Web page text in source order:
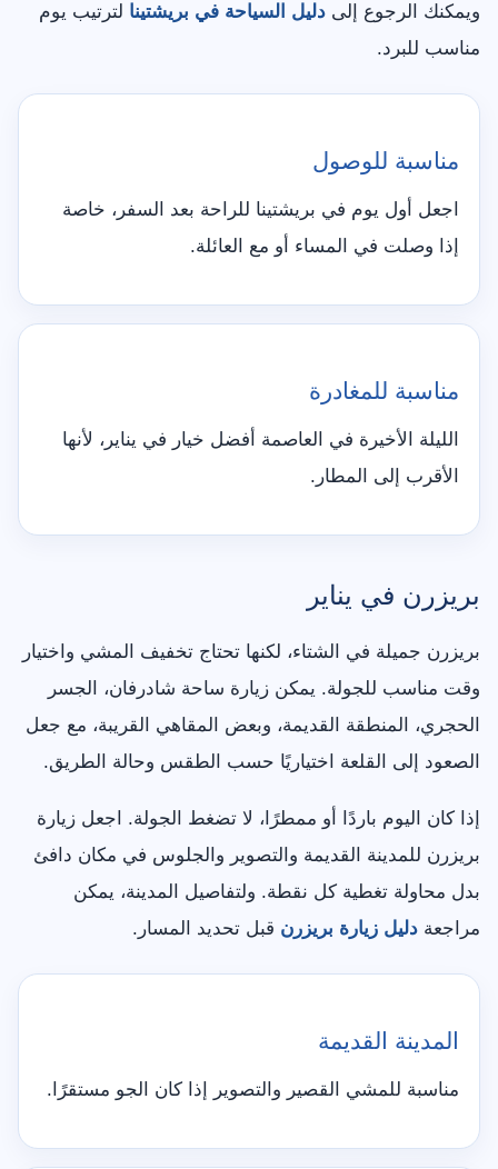
ويمكنك الرجوع إلى دليل السياحة في بريشتينا لترتيب يوم
مناسب للبرد.
مناسبة للوصول
اجعل أول يوم في بريشتينا للراحة بعد السفر، خاصة
إذا وصلت في المساء أو مع العائلة.
مناسبة للمغادرة
الليلة الأخيرة في العاصمة أفضل خيار في يناير، لأنها
الأقرب إلى المطار.
بريزرن في يناير
بريزرن جميلة في الشتاء، لكنها تحتاج تخفيف المشي واختيار
وقت مناسب للجولة. يمكن زيارة ساحة شادرفان، الجسر
الحجري، المنطقة القديمة، وبعض المقاهي القريبة، مع جعل
الصعود إلى القلعة اختياريًا حسب الطقس وحالة الطريق.
إذا كان اليوم باردًا أو ممطرًا، لا تضغط الجولة. اجعل زيارة
بريزرن للمدينة القديمة والتصوير والجلوس في مكان دافئ
بدل محاولة تغطية كل نقطة. ولتفاصيل المدينة، يمكن
مراجعة دليل زيارة بريزرن قبل تحديد المسار.
المدينة القديمة
مناسبة للمشي القصير والتصوير إذا كان الجو مستقرًا.